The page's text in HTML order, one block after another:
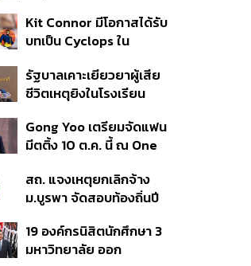
เรียนชั่วคราว-เร่งเยียวยา
จิตใจ
Kit Connor มีโอกาสได้รับ
บทเป็น Cyclops ใน
เวอร์ชันใหม่
รัฐบาลเคาะเยียวยาผู้เสีย
ชีวิตเหตุยิงในโรงเรียน
เหตุในอดีต เข้าเกณฑ์
สาธารณภัย พร้อมเร่งจ่าย
Gong Yoo เตรียมจัดแฟน
มีตติ้ง 10 ต.ค. นี้ ณ One
สถ. แจงเหตุยกเลิกจ้าง
ม.บูรพา จัดสอบท้องถิ่นปี
19 องค์กรนิสิตนักศึกษา 3
มหาวิทยาลัย ออก